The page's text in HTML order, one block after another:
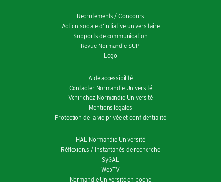
Recrutements / Concours
Action sociale d’initiative universitaire
Supports de communication
Revue Normandie SUP’
Logo
Aide accessibilité
Contacter Normandie Université
Venir chez Normandie Université
Mentions légales
Protection de la vie privée et confidentialité
HAL Normandie Université
Réflexion.s / Instantanés de recherche
SyGAL
WebTV
Normandie Université en poche